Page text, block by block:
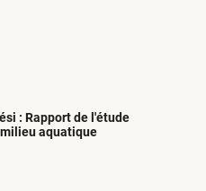
: Rapport de l'étude
aquatique